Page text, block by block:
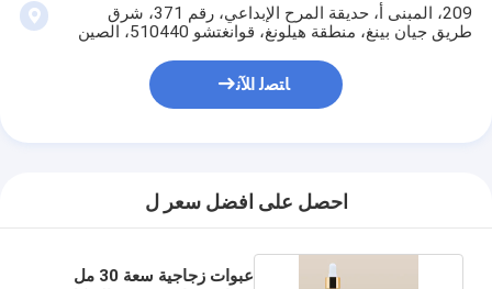
209، المبنى أ، حديقة المرح الإبداعي، رقم 371، شرق
طريق جيان بينغ، منطقة هيلونغ، قوانغتشو 510440، الصين
ﺎﺘﺼﻟ ﺍﻶﻧ
احصل على افضل سعر ل
عبوات زجاجية سعة 30 مل